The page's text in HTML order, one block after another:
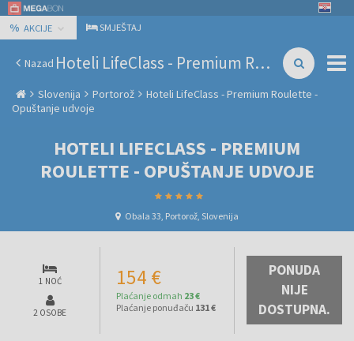
% AKCIJE SMJEŠTAJ
Nazad Hoteli LifeClass - Premium Roulette - Opuštanje udvoje
Slovenija Portorož
Hoteli LifeClass - Premium Roulette -
Opuštanje udvoje
HOTELI LIFECLASS - PREMIUM
ROULETTE - OPUŠTANJE UDVOJE
Obala 33, Portorož, Slovenija
1 NOĆ
2 OSOBE
154 €
Plaćanje odmah 23 €
Plaćanje ponuđaču 131 €
PONUDA
NIJE
DOSTUPNA.